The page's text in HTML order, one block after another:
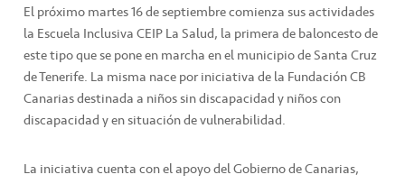
El próximo martes 16 de septiembre comienza sus actividades
la Escuela Inclusiva CEIP La Salud, la primera de baloncesto de
este tipo que se pone en marcha en el municipio de Santa Cruz
de Tenerife. La misma nace por iniciativa de la Fundación CB
Canarias destinada a niños sin discapacidad y niños con
discapacidad y en situación de vulnerabilidad.
La iniciativa cuenta con el apoyo del Gobierno de Canarias,